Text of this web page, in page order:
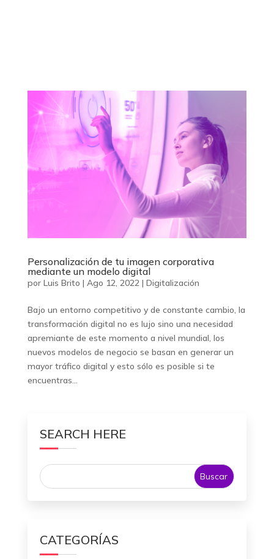
Personalización de tu imagen corporativa
mediante un modelo digital
por Luis Brito | Ago 12, 2022| Digitalización
Bajo un entorno competitivo y de constante cambio, la
transformación digital no es lujo sino una necesidad
apremiante de este momento a nivel mundial, los
nuevos modelos de negocio se basan en generar un
mayor tráfico digital y esto sólo es posible si te
encuentras...
SEARCH HERE
CATEGORÍAS